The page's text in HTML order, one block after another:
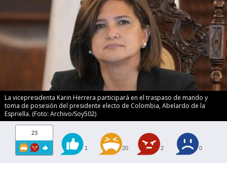
La vicepresidenta Karin Herrera participará en el traspaso de mando y
toma de posesión del presidente electo de Colombia, Abelardo de la
Espriella. (Foto: Archivo/Soy502)
23
1 20 2 0